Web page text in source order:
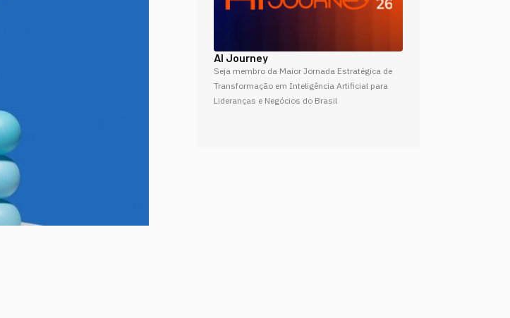
AI Journey
Seja membro da Maior Jornada Estratégica de
Transformação em Inteligência Artificial para
Lideranças e Negócios do Brasil